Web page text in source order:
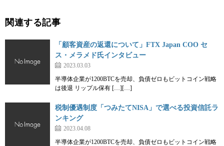
関連する記事
「顧客資産の返還について」FTX Japan COO セ
ス・メラメド氏インタビュー
2023.03.03
半導体企業が1200BTCを売却、負債ゼロもビットコイン戦略
は後退 リップル保有 […][…]
税制優遇制度「つみたてNISA」で選べる投資信託ラ
ンキング
2023.04.08
半導体企業が1200BTCを売却、負債ゼロもビットコイン戦略